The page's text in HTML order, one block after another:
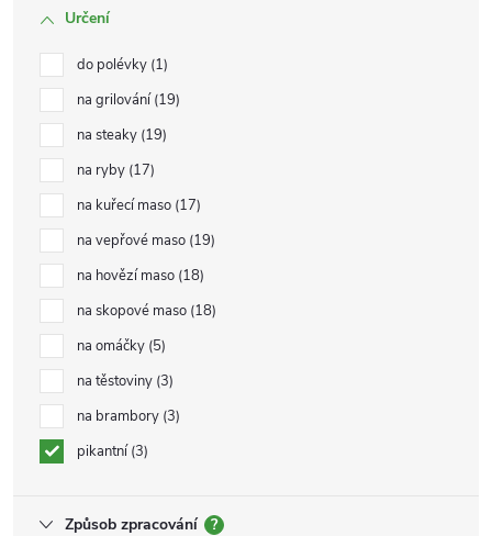
Určení
do polévky 1
na grilování 19
na steaky 19
na ryby 17
na kuřecí maso 17
na vepřové maso 19
na hovězí maso 18
na skopové maso 18
na omáčky 5
na těstoviny 3
na brambory 3
pikantní 3
Způsob zpracování ?